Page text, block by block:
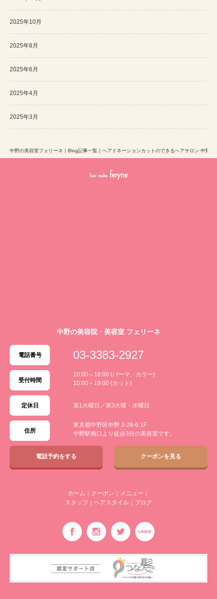
2025年10月
2025年8月
2025年6月
2025年4月
2025年3月
中野の美容室フェリーネ ｜ Blog記事一覧 ｜ ヘアドネーションカットのできるヘアサロン 中野
中野の美容院・美容室 フェリーネ
電話番号 03-3383-2927
受付時間
10:00～18:00 (パーマ、カラー)
10:00～19:00 (カット)
定休日 第1火曜日／第3火曜・水曜日
住所
東京都中野区中野 2-28-6 1F
中野駅南口より徒歩3分の美容室です。
電話予約をする クーポンを見る
ホーム ｜ クーポン ｜ メニュー ｜
スタッフ ｜ ヘアスタイル ｜ ブログ